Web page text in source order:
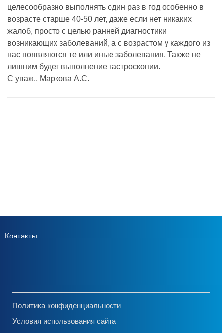
целесообразно выполнять один раз в год особенно в
возрасте старше 40-50 лет, даже если нет никаких
жалоб, просто с целью ранней диагностики
возникающих заболеваний, а с возрастом у каждого из
нас появляются те или иные заболевания. Также не
лишним будет выполнение гастроскопии.
С уваж., Маркова А.С.
Контакты
Политика конфиденциальности
Условия использования сайта